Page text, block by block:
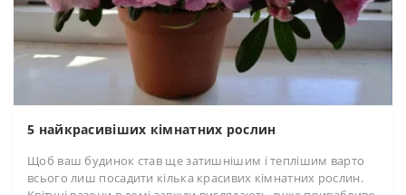
5 найкрасивіших кімнатних рослин
Щоб ваш будинок став ще затишнішим і теплішим варто
всього лиш посадити кілька красивих кімнатних рослин.